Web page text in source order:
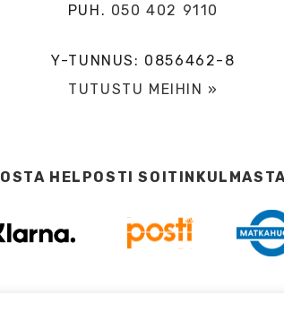
PUH. 050 402 9110
Y-TUNNUS: 0856462-8
TUTUSTU MEIHIN »
OSTA HELPOSTI SOITINKULMASTA